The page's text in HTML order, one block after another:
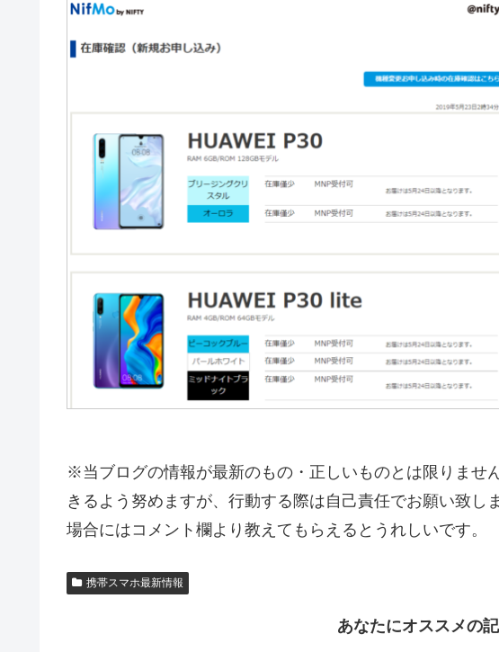
※当ブログの情報が最新のもの・正しいものとは限りませ
きるよう努めますが、行動する際は自己責任でお願い致し
場合にはコメント欄より教えてもらえるとうれしいです。
携帯スマホ最新情報
あなたにオススメの